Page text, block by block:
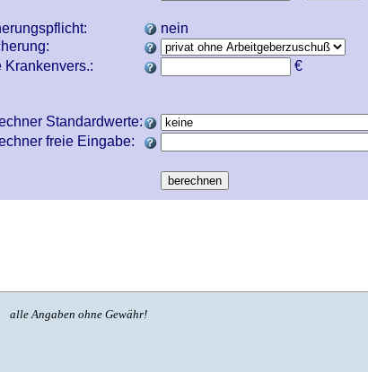
nein
Krankenvers.:
€
Standardwerte:
freie Eingabe:
alle Angaben ohne Gewähr!